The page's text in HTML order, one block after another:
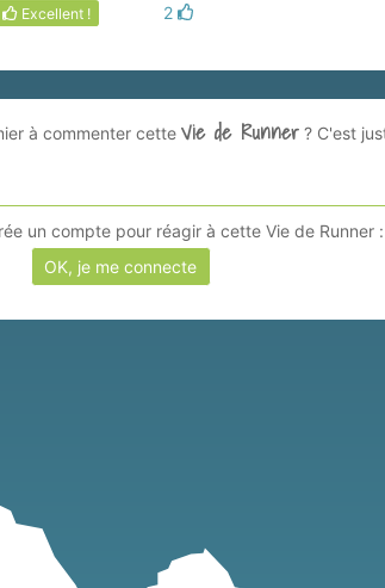
Excellent ! 2
à commenter cette Vie de Runner ? C'est
un compte pour réagir à cette Vie de Runner :
OK, je me connecte